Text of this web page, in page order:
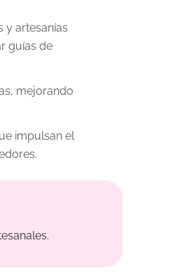
y artesanías
guías de
mejorando
impulsan el